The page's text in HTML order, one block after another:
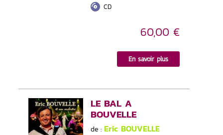
CD
60,00 €
En savoir plus
LE BAL A
BOUVELLE
de : Eric BOUVELLE